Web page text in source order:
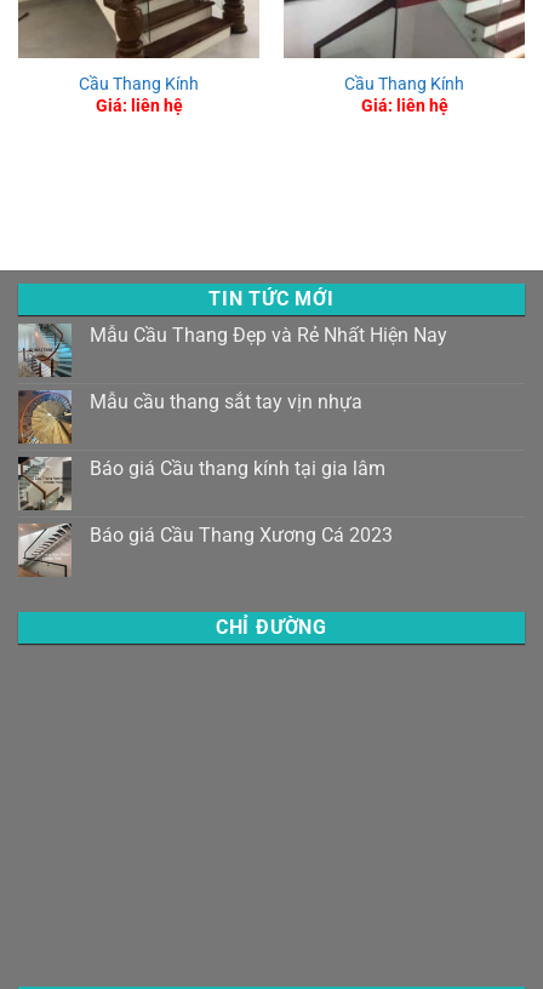
Cầu Thang Kính
Giá: liên hệ
Cầu Thang Kính
Giá: liên hệ
TIN TỨC MỚI
Mẫu Cầu Thang Đẹp và Rẻ Nhất Hiện Nay
Mẫu cầu thang sắt tay vịn nhựa
Báo giá Cầu thang kính tại gia lâm
Báo giá Cầu Thang Xương Cá 2023
CHỈ ĐƯỜNG